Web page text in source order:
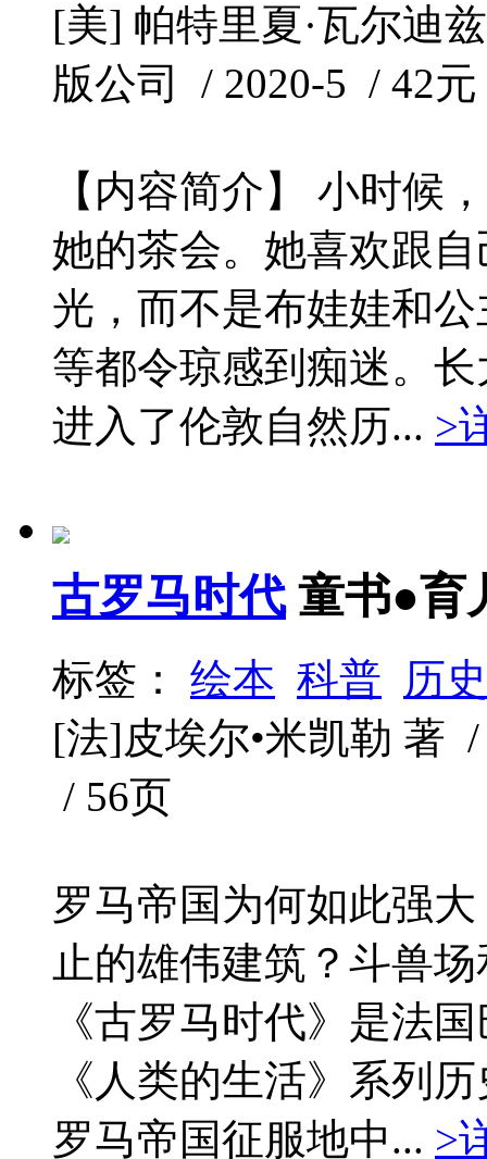
[美] 帕特里夏·瓦尔迪
版公司 / 2020-5 / 42
【内容简介】 小时候
她的茶会。她喜欢跟
光，而不是布娃娃和
等都令琼感到痴迷。
进入了伦敦自然历... >
古罗马时代 童书●育
标签： 绘本 科普 历
[法]皮埃尔•米凯勒 著
/ 56页
罗马帝国为何如此强
止的雄伟建筑？斗兽
《古罗马时代》是法
《人类的生活》系列
罗马帝国征服地中... >